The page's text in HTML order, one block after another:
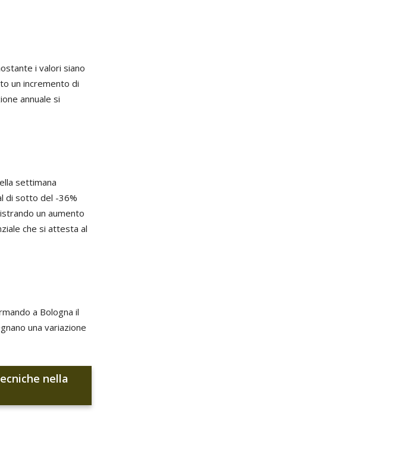
i valori siano
un incremento di
annuale si
settimana
di sotto del -36%
un aumento
che si attesta al
a Bologna il
una variazione
nella